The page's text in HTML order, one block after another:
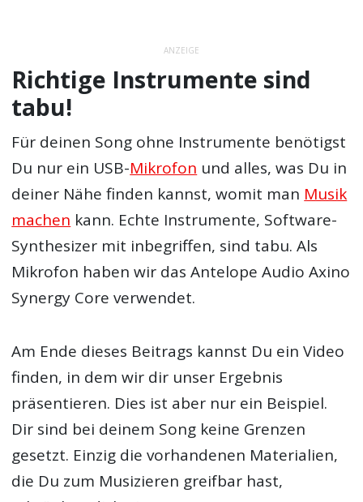
ANZEIGE
Richtige Instrumente sind
tabu!
Für deinen Song ohne Instrumente benötigst
Du nur ein USB-Mikrofon und alles, was Du in
deiner Nähe finden kannst, womit man Musik
machen kann. Echte Instrumente, Software-
Synthesizer mit inbegriffen, sind tabu. Als
Mikrofon haben wir das Antelope Audio Axino
Synergy Core verwendet.
Am Ende dieses Beitrags kannst Du ein Video
finden, in dem wir dir unser Ergebnis
präsentieren. Dies ist aber nur ein Beispiel.
Dir sind bei deinem Song keine Grenzen
gesetzt. Einzig die vorhandenen Materialien,
die Du zum Musizieren greifbar hast,